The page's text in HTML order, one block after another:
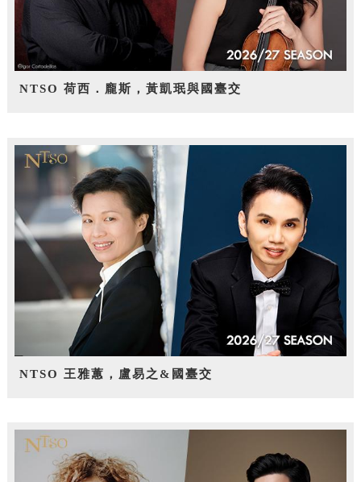
NTSO 荷西．龐斯，黃凱珉與國臺交
NTSO 王雅蕙，盧易之&國臺交